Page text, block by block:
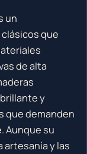
un
que
de alta
y
que demanden
Aunque su
artesanía y las